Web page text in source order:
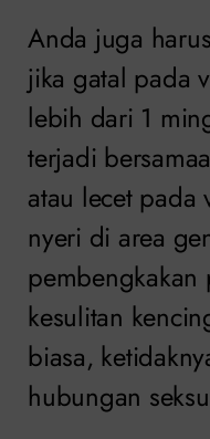
Anda juga
jika gatal pada
lebih dari 1
terjadi
atau lecet pada
nyeri di area
pembengkakan
kesulitan
biasa,
hubungan